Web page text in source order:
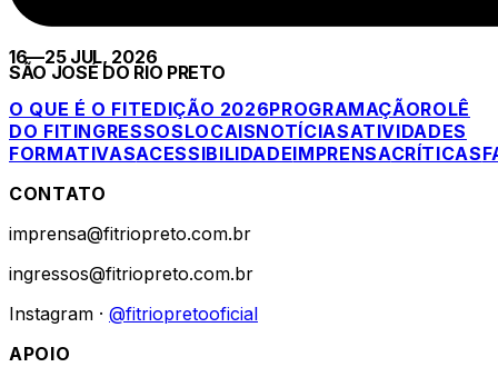
16—25 JUL, 2026
SÃO JOSÉ DO RIO PRETO
O QUE É O FITEDIÇÃO 2026PROGRAMAÇÃOROLÊ
DO FITINGRESSOSLOCAISNOTÍCIASATIVIDADES
FORMATIVASACESSIBILIDADEIMPRENSACRÍTICAS
CONTATO
imprensa@fitriopreto.com.br
ingressos@fitriopreto.com.br
Instagram · @fitriopretooficial
APOIO